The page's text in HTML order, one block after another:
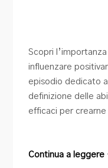
Scopri
influenzare
episodio dedicato
definizione delle
efficaci per
Continua a